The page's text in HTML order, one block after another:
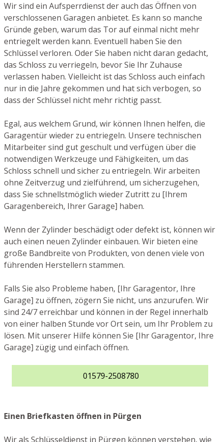
Wir sind ein Aufsperrdienst der auch das Öffnen von
verschlossenen Garagen anbietet. Es kann so manche
Gründe geben, warum das Tor auf einmal nicht mehr
entriegelt werden kann. Eventuell haben Sie den
Schlüssel verloren. Oder Sie haben nicht daran gedacht,
das Schloss zu verriegeln, bevor Sie Ihr Zuhause
verlassen haben. Vielleicht ist das Schloss auch einfach
nur in die Jahre gekommen und hat sich verbogen, so
dass der Schlüssel nicht mehr richtig passt.
Egal, aus welchem Grund, wir können Ihnen helfen, die
Garagentür wieder zu entriegeln. Unsere technischen
Mitarbeiter sind gut geschult und verfügen über die
notwendigen Werkzeuge und Fähigkeiten, um das
Schloss schnell und sicher zu entriegeln. Wir arbeiten
ohne Zeitverzug und zielführend, um sicherzugehen,
dass Sie schnellstmöglich wieder Zutritt zu [Ihrem
Garagenbereich, Ihrer Garage] haben.
Wenn der Zylinder beschädigt oder defekt ist, können wir
auch einen neuen Zylinder einbauen. Wir bieten eine
große Bandbreite von Produkten, von denen viele von
führenden Herstellern stammen.
Falls Sie also Probleme haben, [Ihr Garagentor, Ihre
Garage] zu öffnen, zögern Sie nicht, uns anzurufen. Wir
sind 24/7 erreichbar und können in der Regel innerhalb
von einer halben Stunde vor Ort sein, um Ihr Problem zu
lösen. Mit unserer Hilfe können Sie [Ihr Garagentor, Ihre
Garage] zügig und einfach öffnen.
01579-2508780
Einen Briefkasten öffnen in Pürgen
Wir als Schlüsseldienst in Pürgen können verstehen, wie